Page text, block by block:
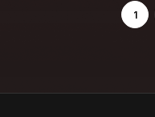
1